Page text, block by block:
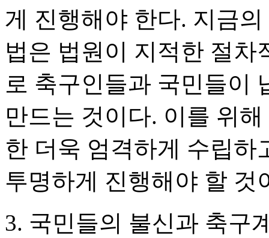
게 진행해야 한다. 지금
법은 법원이 지적한 절
로 축구인들과 국민들이
만드는 것이다. 이를 위
한 더욱 엄격하게 수립하
투명하게 진행해야 할 것
3. 국민들의 불신과 축구